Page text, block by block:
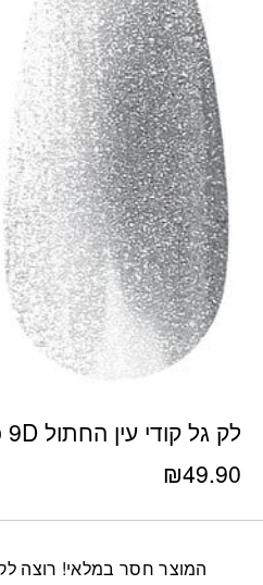
לק גל קודי עין החתול 9D כסוף
₪49.90
המוצר חסר במלאי! רוצה